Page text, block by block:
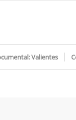
Valientes